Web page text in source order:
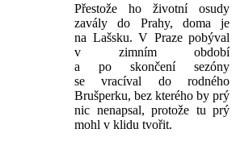
Přestože ho životní osudy
zavály do Prahy, doma je
na Lašsku. V Praze pobýval
v zimním období
a po skončení sezóny
se vracíval do rodného
Brušperku, bez kterého by prý
nic nenapsal, protože tu prý
mohl v klidu tvořit.